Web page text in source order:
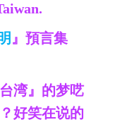
』預言集
湾』的梦呓
好笑在说的